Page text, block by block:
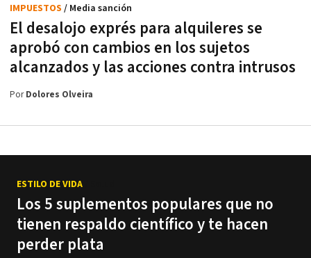
El desalojo exprés para alquileres se
aprobó con cambios en los sujetos
alcanzados y las acciones contra intrusos
IMPUESTOS / Media sanción
PorDolores Olveira
Los 5 suplementos populares que no
tienen respaldo científico y te hacen
perder plata
ESTILO DE VIDA